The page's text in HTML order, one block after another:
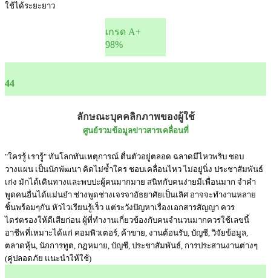
ใช้ได้ระยะยาว
เกรด A+
98%
44
ลักษณะบุคคลิกภาพของผู้ใช้
ศูนย์รวมข้อมูลข่าวสารเคลื่อนที่
"ใครรู้ เรารู้" ทันโลกทันเหตุการณ์ ตื่นตัวอยู่ตลอด ฉลาดมีไหวพริบ ชอบ
วางแผน เป็นนักพัฒนา คิดไม่ซ้ำใคร ชอบเคลื่อนไหว ไม่อยู่นิ่ง ประชาสัมพันธ์
เก่ง มักได้เดินทางและพบปะผู้คนมากมาย สนิทกับคนง่ายมีเพื่อนมาก จำคำ
พูดคนอื่นได้แม่นยำ ช่างพูดช่างเจรจาอัธยาศัยเป็นเลิศ อาจจะทำงานหลาย
ชิ้นพร้อมๆกัน หัวไวเรียนรู้เร็ว แต่ระวังปัญหาเรื่องเอกสารสัญญา ควร
ไตร่ตรองให้ดีเสียก่อน ผู้ที่ทำงานเกี่ยวข้องกับคนจำนวนมากควรใช้เลขนี้
อาชีพที่เหมาะได้แก่ คอมพิวเตอร์, ค้าขาย, งานต้อนรับ, บัญชี, วิจัยข้อมูล,
ตลาดหุ้น, นักการทูต, กฏหมาย, บัญชี, ประชาสัมพันธ์, การประสานงานต่างๆ
(คู่ปลอดภัย แนะนำให้ใช้)